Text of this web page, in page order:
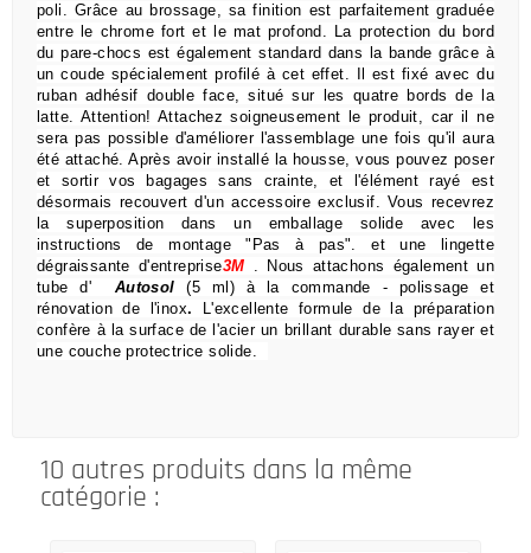
poli. Grâce au brossage, sa finition est parfaitement graduée
entre le chrome fort et le mat profond. La protection du bord
du pare-chocs est également standard dans la bande grâce à
un coude spécialement profilé à cet effet.
Il est fixé avec du
ruban adhésif double face, situé sur les quatre bords de la
latte. Attention! Attachez soigneusement le produit, car il ne
sera pas possible d'améliorer l'assemblage une fois qu'il aura
été attaché.Après avoir installé la housse, vous pouvez poser
et sortir vos bagages sans crainte, et l'élément rayé est
désormais recouvert d'un accessoire exclusif.Vous recevrez
la superposition dans un emballage solide avec les
instructions de montage "Pas à pas".et une lingette
dégraissante d'entreprise3M .
Nous attachons également un
tube d'
Autosol (5 ml) à la commande
- polissage et
rénovation de l'inox.
L'excellente formule de la préparation
confère à la surface de l'acier un brillant durable sans rayer et
une couche protectrice solide.
10 autres produits dans la même
catégorie :